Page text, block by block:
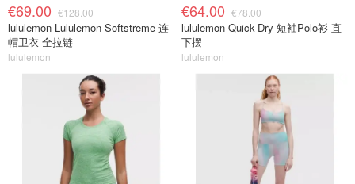
€69.00 €128.00
lululemon Lululemon Softstreme 连
帽卫衣 全拉链
lululemon
€64.00 €78.00
lululemon Quick-Dry 短袖Polo衫 直
下摆
lululemon